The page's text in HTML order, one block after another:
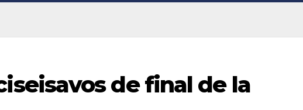
de final de la